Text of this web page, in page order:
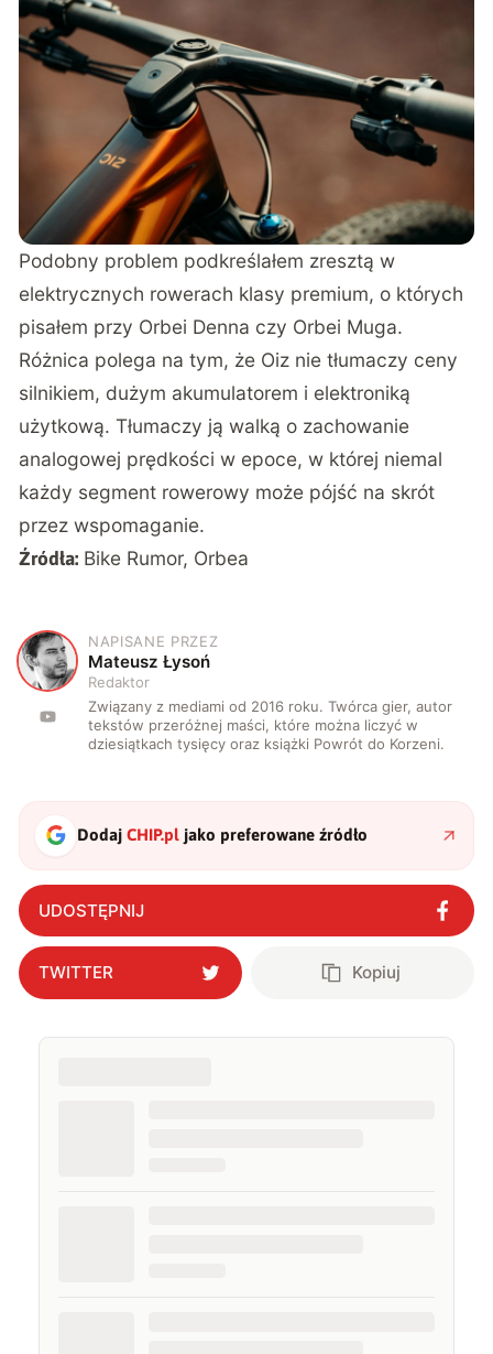
Podobny problem podkreślałem zresztą w
elektrycznych rowerach klasy premium, o których
pisałem przy Orbei Denna czy Orbei Muga.
Różnica polega na tym, że Oiz nie tłumaczy ceny
silnikiem, dużym akumulatorem i elektroniką
użytkową. Tłumaczy ją walką o zachowanie
analogowej prędkości w epoce, w której niemal
każdy segment rowerowy może pójść na skrót
przez wspomaganie.
Źródła: Bike Rumor, Orbea
M
NAPISANE PRZEZ
Mateusz Łysoń
Redaktor
Związany z mediami od 2016 roku. Twórca gier, autor
tekstów przeróżnej maści, które można liczyć w
dziesiątkach tysięcy oraz książki Powrót do Korzeni.
DodajCHIP.pl jako preferowane źródło
UDOSTĘPNIJ
TWITTER Kopiuj